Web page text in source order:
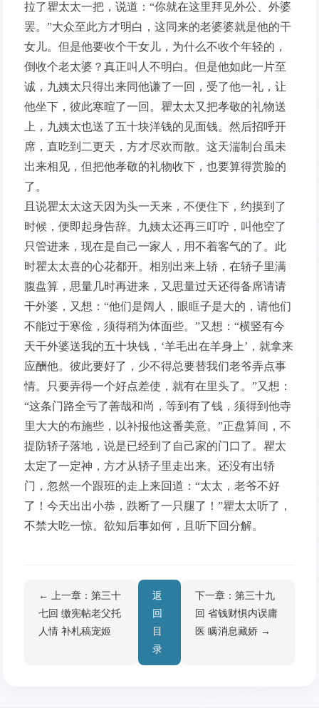
拉了瞿太太一把，说道：“你就在这里拜见外公、外婆
罢。”大众至此方才明白，这同来的老婆婆就是他的干
女儿。但是他要收个干女儿，为什么不收个年轻的，
倒收个老太婆？真正叫人不明白。但是他如此一片至
诚，九姨太只得出来同他谦了一回，受了他一礼，让
他坐下，彼此寒暄了一回。瞿太太又把孝敬的礼物送
上，九姨太也送了五十块洋钱的见面钱。然后招呼开
席，直吃到二更天，方才尽欢而散。这天湍制台虽未
出来相见，但把他孝敬的礼物收下，也要算得赏脸的
了。
且说瞿太太这天因为头一天来，不便住下，约摸到了
时候，便即起身告辞。九姨太还再三叮咛，叫他空了
只管进来，现在是自己一家人，用不着客气的了。此
时瞿太太喜的心花都开。相别出来上轿，在轿子里满
腹盘算，思量几时再进来，又思量过天还得备席请请
干外婆，又想：“他们是阔人，眼眶子是大的，请他们
不能过于寒俭，须得稍为体面些。”又想：“横竖有今
天干外婆送我的五十块钱，‘羊毛出在羊身上’，就拿来
应酬他。彼此要好了，少不得总要替我们老爷弄点事
情。只要弄得一个好点差使，就有在里头了。”又想：
“这条门路全亏了善哉和尚，等到有了钱，须得到他寺
里大大的布施些，以补报他这番美意。”正盘算间，不
提防轿子落地，说是已经到了自己家的门口了。瞿太
太定了一定神，方才从轿子里走出来。还没有出轿
门，忽然一个跟班的走上来回道：“太太，老爷不好
了！今天出出小恭，跌断了一只腿了！”瞿太太听了，
不禁大吃一惊。欲知后事如何，且听下回分解。
← 上一章：第三十
七回 缴宪帖老父托
人情 补札稿宠姬
返
回
目
录
下一章：第三十九
回 省钱财惧内误庸
医 瞒消息藏娇 →